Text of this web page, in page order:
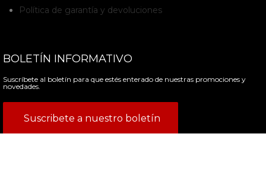
Política de garantía y devoluciones
BOLETÍN INFORMATIVO
Suscríbete al boletín para que estés enterado de nuestras promociones y
novedades.
Suscribete a nuestro boletín